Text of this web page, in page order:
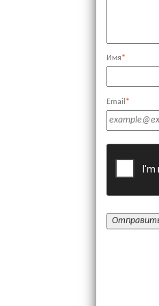
Имя*
Email *